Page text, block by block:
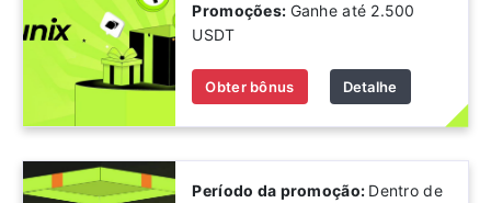
Promoções: Ganhe até 2.500
USDT
Obter bônus Detalhe
Período da promoção: Dentro de